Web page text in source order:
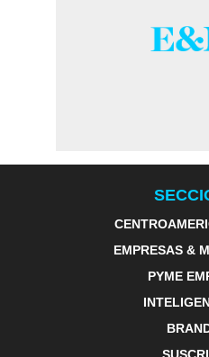
EMPRESAS &
PYME